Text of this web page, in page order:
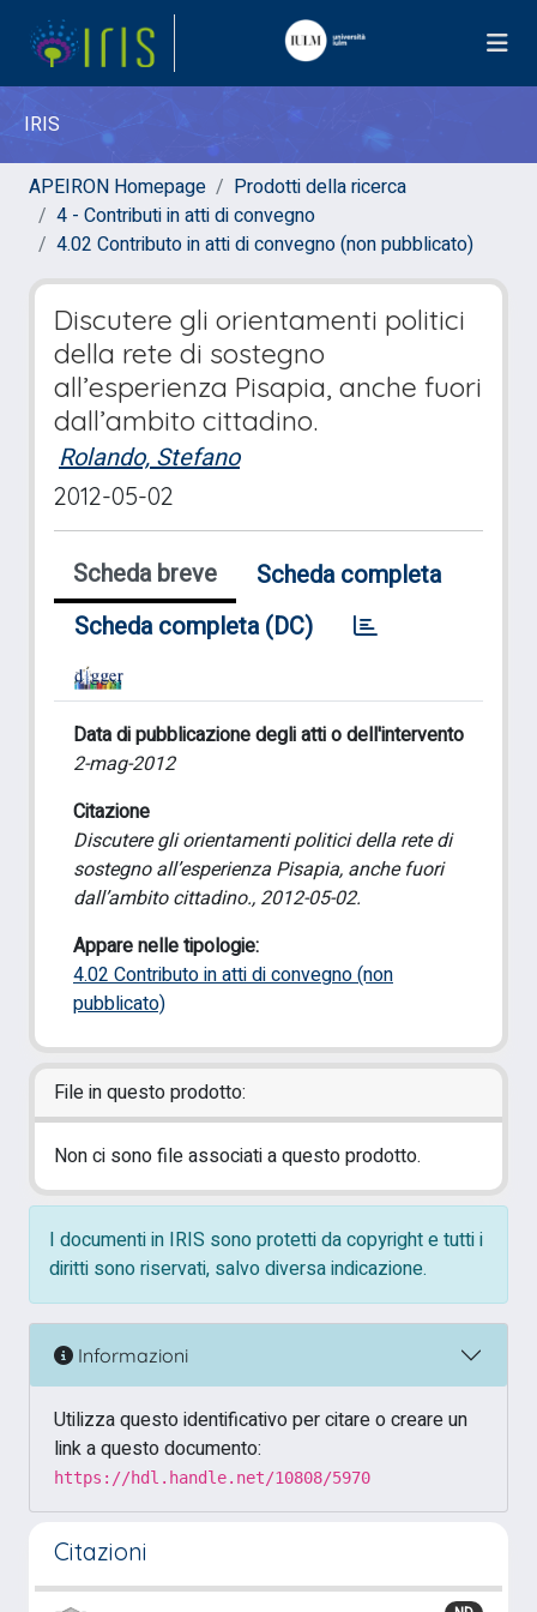
IRIS
APEIRON Homepage
Prodotti della ricerca
4 - Contributi in atti di convegno
4.02 Contributo in atti di convegno (non pubblicato)
Discutere gli orientamenti politici
della rete di sostegno
all’esperienza Pisapia, anche fuori
dall’ambito cittadino.
Rolando, Stefano
2012-05-02
Scheda breve
Scheda completa
Scheda completa (DC)
Data di pubblicazione degli atti o dell'intervento
2-mag-2012
Citazione
Discutere gli orientamenti politici della rete di
sostegno all’esperienza Pisapia, anche fuori
dall’ambito cittadino., 2012-05-02.
Appare nelle tipologie:
4.02 Contributo in atti di convegno (non
pubblicato)
File in questo prodotto:
Non ci sono file associati a questo prodotto.
I documenti in IRIS sono protetti da copyright e tutti i
diritti sono riservati, salvo diversa indicazione.
Informazioni
Utilizza questo identificativo per citare o creare un
link a questo documento:
https://hdl.handle.net/10808/5970
Citazioni